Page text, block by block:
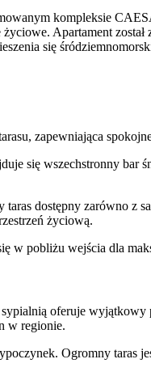
kompleksie
Apartament
się
zapewniająca
się wszechstronny bar
dostępny zarówno z
życiową.
w pobliżu wejścia dla
oferuje
w regionie.
Ogromny taras